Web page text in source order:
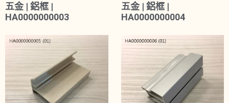
五金 | 鋁框 |
HA0000000003
五金 | 鋁框 |
HA0000000004